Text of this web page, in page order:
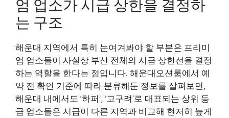
엄 업소가 시급 상한을 결정하
는 구조
해운대 지역에서 특히 눈여겨봐야 할 부분은 프리미
엄 업소들이 사실상 부산 전체의 시급 상한선을 결정
하는 역할을 한다는 점입니다. 해운대오션룸에서 예
약 전 확인 기준에 따라 분류해둔 정보를 살펴보면,
해운대 내에서도 ‘하퍼’, ‘고구려’로 대표되는 상위 등
급 업소들은 시급이 다른 지역과 비교해 현저히 높게